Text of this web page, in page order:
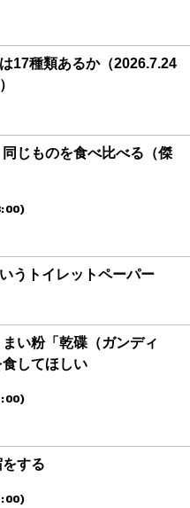
17種類あるか（2026.7.24
同じものを食べ比べる（傑
うトイレットペーパー
い粉「乾碟（ガンディ
してほしい
する